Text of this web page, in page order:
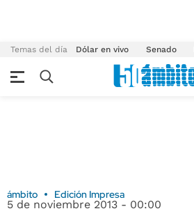
Temas del día Dólar en vivo Senado
ámbito Edición Impresa
5 de noviembre 2013 - 00:00